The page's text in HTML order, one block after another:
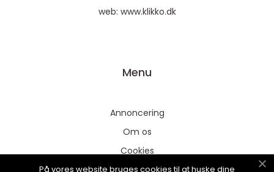
web: www.klikko.dk
Menu
Annoncering
Om os
Cookies
På vores website bruges cookies til at huske dine